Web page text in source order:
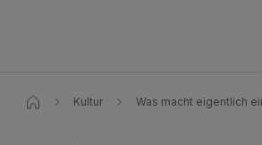
Kultur Was macht eigentlich